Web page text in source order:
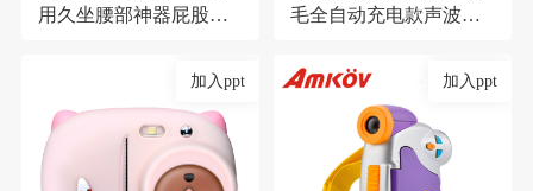
用久坐腰部神器屁股垫
毛全自动充电款声波式
加入ppt 加入ppt